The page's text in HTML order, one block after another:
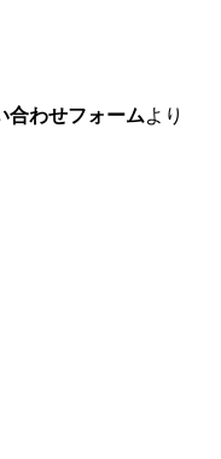
合わせフォームより